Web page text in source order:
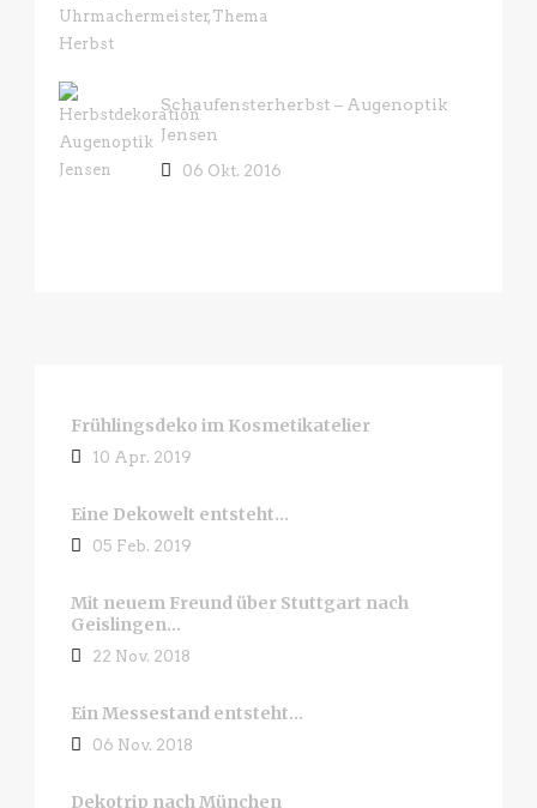
Schaufensterherbst – Augenoptik
Jensen
06 Okt. 2016
Frühlingsdeko im Kosmetikatelier
10 Apr. 2019
Eine Dekowelt entsteht…
05 Feb. 2019
Mit neuem Freund über Stuttgart nach
Geislingen…
22 Nov. 2018
Ein Messestand entsteht…
06 Nov. 2018
Dekotrip nach München